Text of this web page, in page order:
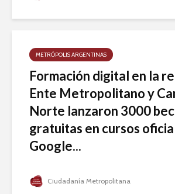
METRÓPOLIS ARGENTINAS
Formación digital en la
Ente Metropolitano y
Norte lanzaron 3000
gratuitas en cursos
Google...
Ciudadanía Metropolitana